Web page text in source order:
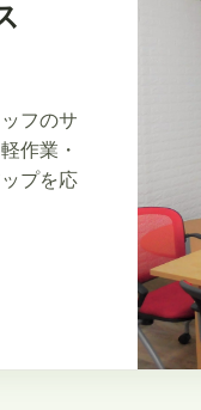
フのサ
作業・
プを応